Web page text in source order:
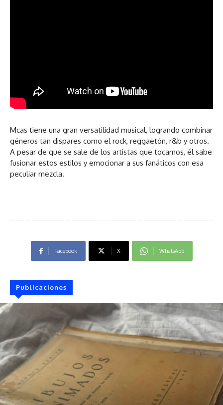
Mcas tiene una gran versatilidad musical, logrando combinar
géneros tan dispares como el rock, reggaetón, r&b y otros.
A pesar de que se sale de los artistas que tocamos, él sabe
fusionar estos estilos y emocionar a sus fanáticos con esa
peculiar mezcla.
Facebook X WhatsApp
Publicaciones